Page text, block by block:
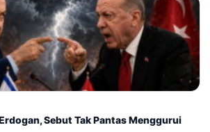
Sebut Tak Pantas Menggurui